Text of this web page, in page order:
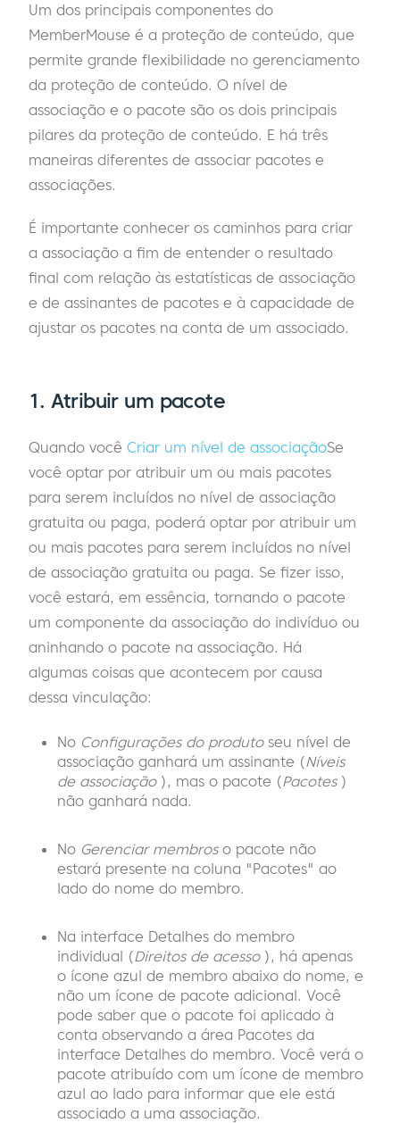
Um dos principais componentes do
MemberMouse é a proteção de conteúdo, que
permite grande flexibilidade no gerenciamento
da proteção de conteúdo. O nível de
associação e o pacote são os dois principais
pilares da proteção de conteúdo. E há três
maneiras diferentes de associar pacotes e
associações.
É importante conhecer os caminhos para criar
a associação a fim de entender o resultado
final com relação às estatísticas de associação
e de assinantes de pacotes e à capacidade de
ajustar os pacotes na conta de um associado.
1. Atribuir um pacote
Quando você Criar um nível de associaçãoSe
você optar por atribuir um ou mais pacotes
para serem incluídos no nível de associação
gratuita ou paga, poderá optar por atribuir um
ou mais pacotes para serem incluídos no nível
de associação gratuita ou paga. Se fizer isso,
você estará, em essência, tornando o pacote
um componente da associação do indivíduo ou
aninhando o pacote na associação. Há
algumas coisas que acontecem por causa
dessa vinculação:
No Configurações do produto seu nível de
associação ganhará um assinante (Níveis
de associação), mas o pacote (Pacotes)
não ganhará nada.
No Gerenciar membroso pacote não
estará presente na coluna "Pacotes" ao
lado do nome do membro.
Na interface Detalhes do membro
individual (Direitos de acesso), há apenas
o ícone azul de membro abaixo do nome, e
não um ícone de pacote adicional. Você
pode saber que o pacote foi aplicado à
conta observando a área Pacotes da
interface Detalhes do membro. Você verá o
pacote atribuído com um ícone de membro
azul ao lado para informar que ele está
associado a uma associação.